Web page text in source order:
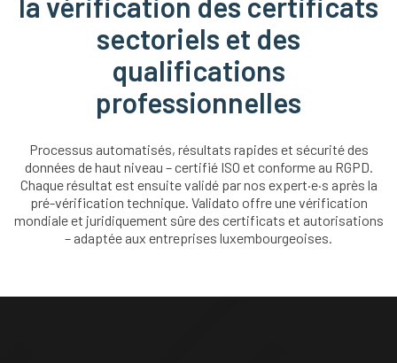
sectoriels et des
qualifications
professionnelles
Processus automatisés, résultats rapides et sécurité des
données de haut niveau – certifié ISO et conforme au RGPD.
Chaque résultat est ensuite validé par nos expert·e·s après la
pré-vérification technique. Validato offre une vérification
mondiale et juridiquement sûre des certificats et autorisations
– adaptée aux entreprises luxembourgeoises.